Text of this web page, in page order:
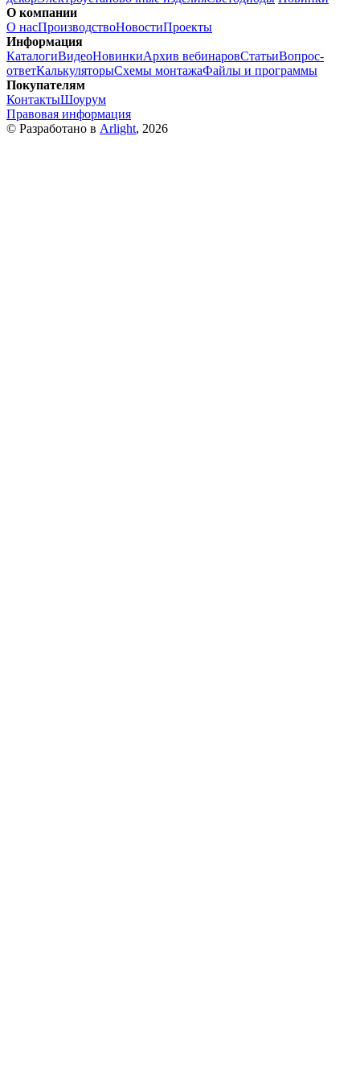
О компании
О насПроизводствоНовостиПроекты
Информация
КаталогиВидеоНовинкиАрхив вебинаровСтатьиВопрос-
ответКалькуляторыСхемы монтажаФайлы и программы
Покупателям
КонтактыШоурум
Правовая информация
© Разработано в Arlight, 2026